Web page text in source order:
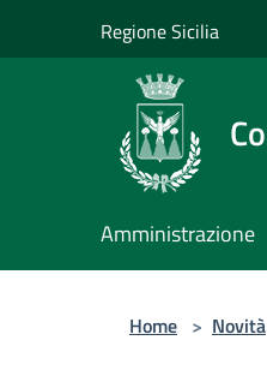
Regione Sicilia
Amministrazione
Home > Novità